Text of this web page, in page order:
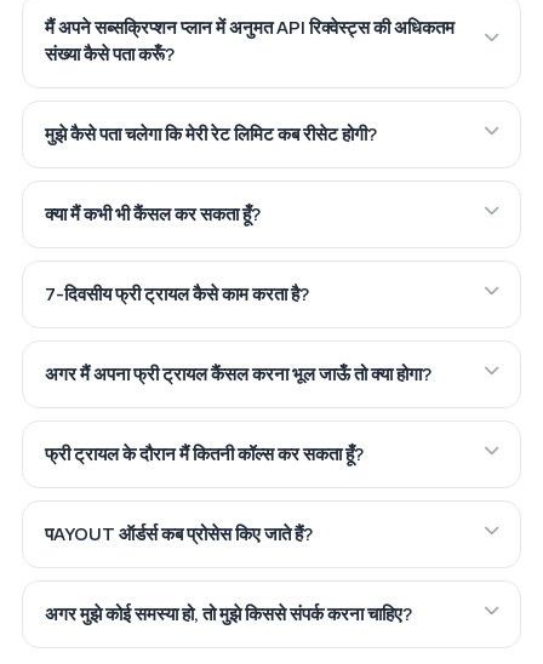
मैं अपने सब्सक्रिप्शन प्लान में अनुमत API रिक्वेस्ट्स की अधिकतम
संख्या कैसे पता करूँ?
मुझे कैसे पता चलेगा कि मेरी रेट लिमिट कब रीसेट होगी?
क्या मैं कभी भी कैंसल कर सकता हूँ?
7-दिवसीय फ्री ट्रायल कैसे काम करता है?
अगर मैं अपना फ्री ट्रायल कैंसल करना भूल जाऊँ तो क्या होगा?
फ्री ट्रायल के दौरान मैं कितनी कॉल्स कर सकता हूँ?
पAYOUT ऑर्डर्स कब प्रोसेस किए जाते हैं?
अगर मुझे कोई समस्या हो, तो मुझे किससे संपर्क करना चाहिए?